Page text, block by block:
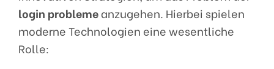
login problemeanzugehen. Hierbei spielen
moderne Technologien eine wesentliche
Rolle: